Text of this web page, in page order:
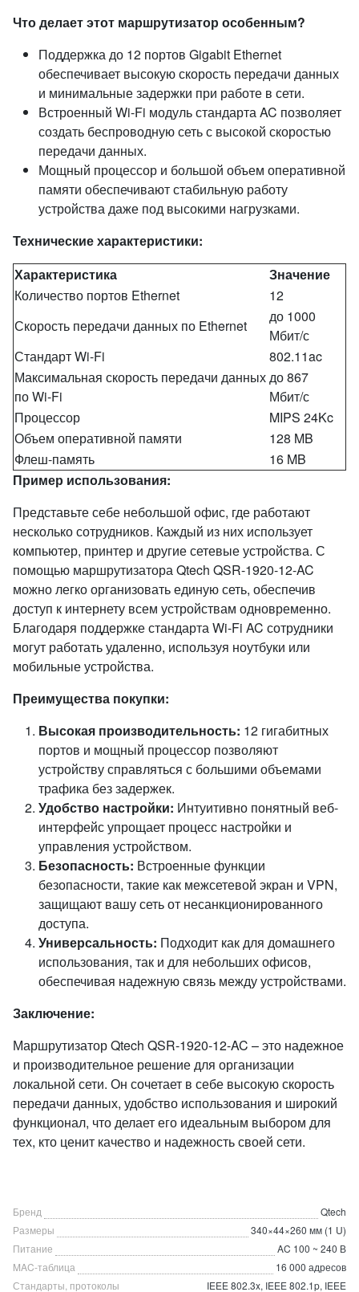
Что делает этот маршрутизатор особенным?
Поддержка до 12 портов Gigabit Ethernet
обеспечивает высокую скорость передачи данных
и минимальные задержки при работе в сети.
Встроенный Wi-Fi модуль стандарта AC позволяет
создать беспроводную сеть с высокой скоростью
передачи данных.
Мощный процессор и большой объем оперативной
памяти обеспечивают стабильную работу
устройства даже под высокими нагрузками.
Технические характеристики:
Характеристика
Значение
Количество портов Ethernet
12
Скорость передачи данных по Ethernet
до 1000
Мбит/с
Стандарт Wi-Fi
802.11ac
Максимальная скорость передачи данных
по Wi-Fi
до 867
Мбит/с
Процессор
MIPS 24Kc
Объем оперативной памяти
128 MB
Флеш-память
16 MB
Пример использования:
Представьте себе небольшой офис, где работают
несколько сотрудников. Каждый из них использует
компьютер, принтер и другие сетевые устройства. С
помощью маршрутизатора Qtech QSR-1920-12-AC
можно легко организовать единую сеть, обеспечив
доступ к интернету всем устройствам одновременно.
Благодаря поддержке стандарта Wi-Fi AC сотрудники
могут работать удаленно, используя ноутбуки или
мобильные устройства.
Преимущества покупки:
Высокая производительность: 12 гигабитных
портов и мощный процессор позволяют
устройству справляться с большими объемами
трафика без задержек.
Удобство настройки: Интуитивно понятный веб-
интерфейс упрощает процесс настройки и
управления устройством.
Безопасность: Встроенные функции
безопасности, такие как межсетевой экран и VPN,
защищают вашу сеть от несанкционированного
доступа.
Универсальность: Подходит как для домашнего
использования, так и для небольших офисов,
обеспечивая надежную связь между устройствами.
Заключение:
Маршрутизатор Qtech QSR-1920-12-AC – это надежное
и производительное решение для организации
локальной сети. Он сочетает в себе высокую скорость
передачи данных, удобство использования и широкий
функционал, что делает его идеальным выбором для
тех, кто ценит качество и надежность своей сети.
Бренд
Qtech
Размеры
340×44×260 мм (1 U)
Питание
AC 100 ~ 240 В
MAC-таблица
16 000 адресов
Стандарты, протоколы
IEEE 802.3x, IEEE 802.1p, IEEE